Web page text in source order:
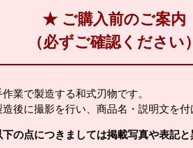
★ ご購入前のご案内
（必ずご確認ください）
業で製造する和式刃物です。
後に撮影を行い、商品名・説明文を付
の点につきましては掲載写真や表記と